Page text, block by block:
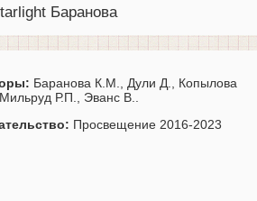
Баранова
Баранова К.М., Дули Д., Копылова
Р.П., Эванс В..
Просвещение 2016-2023